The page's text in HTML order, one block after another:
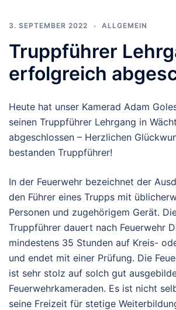
3. SEPTEMBER 2022 ALLGEMEIN
Truppführer
erfolgreich
Heute hat unser Kamerad Adam
seinen Truppführer Lehrgang in
abgeschlossen – Herzlichen
bestanden Truppführer!
In der Feuerwehr bezeichnet der
den Führer eines Trupps mit
Personen und zugehörigem Gerät.
Truppführer dauert nach Feuerwehr
mindestens 35 Stunden auf Kreis-
und endet mit einer Prüfung. Die
ist sehr stolz auf solch gut
Feuerwehrkameraden. Es ist nicht
seine Freizeit für stetige